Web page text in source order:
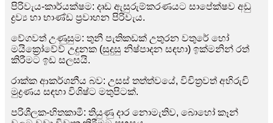
පිරිවැය-කාර්යක්ෂම: දෘඩ ඇසුරුම්කරණයට සාපේක්ෂව අඩු
ද්‍රව්‍ය හා භාණ්ඩ ප්‍රවාහන පිරිවැය.
වේගවත් උණුසුම: තුනී පැතිකඩක් උතුරන වතුරේ හෝ
මයික්‍රෝවේව් උදුනක (සුදුසු නිෂ්පාදන සඳහා) ඉක්මනින් රත්
කිරීමට ඉඩ සලසයි.
රාක්ක ආකර්ශනීය බව: උසස් තත්ත්වයේ, විචිත්‍රවත් අභිරුචි
මුද්‍රණය සඳහා විශිෂ්ට මතුපිටක්.
පරිශීලක-හිතකාමී: තියුණු දාර නොමැතිව, බොහෝ කෑන්